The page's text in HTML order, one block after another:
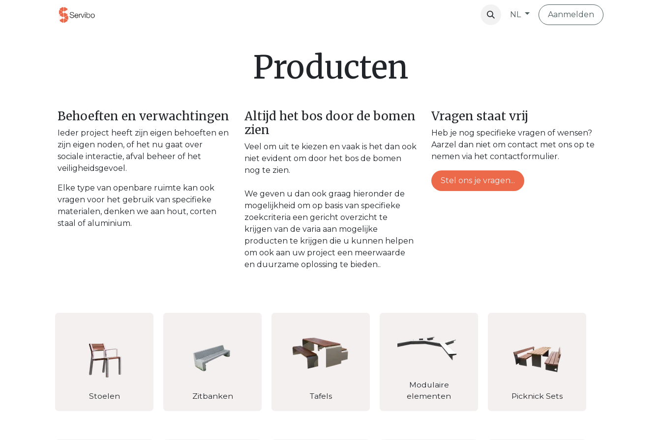
NL Aanmelden
Producten
Behoeften en verwachtingen
Ieder project heeft zijn eigen behoeften en
zijn eigen noden, of het nu gaat over
sociale interactie, afval beheer of het
veiligheidsgevoel.
Elke type van openbare ruimte kan ook
vragen voor het gebruik van specifieke
materialen, denken we aan hout, corten
staal of aluminium.
Altijd het bos door de bomen
zien
Veel om uit te kiezen en vaak is het dan ook
niet evident om door het bos de bomen
nog te zien.
We geven u dan ook graag hieronder de
mogelijkheid om op basis van specifieke
zoekcriteria een gericht overzicht te
krijgen van de varia aan mogelijke
producten te krijgen die u kunnen helpen
om ook aan uw project een meerwaarde
en duurzame oplossing te bieden..
Vragen staat vrij
Heb je nog specifieke vragen of wensen?
Aarzel dan niet om contact met ons op te
nemen via het contactformulier.
Stel ons je vragen...
Stoelen Zitbanken Tafels
Modulaire
elementen
Picknick Sets